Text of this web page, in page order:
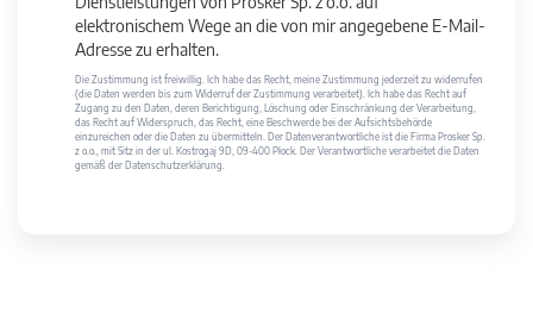
elektronischem Wege an die von mir angegebene E-Mail-
Adresse zu erhalten.
Die Zustimmung ist freiwillig. Ich habe das Recht, meine Zustimmung jederzeit zu widerrufen
(die Daten werden bis zum Widerruf der Zustimmung verarbeitet). Ich habe das Recht auf
Zugang zu den Daten, deren Berichtigung, Löschung oder Einschränkung der Verarbeitung,
das Recht auf Widerspruch, das Recht, eine Beschwerde bei der Aufsichtsbehörde
einzureichen oder die Daten zu übermitteln. Der Datenverantwortliche ist die Firma Prosker Sp.
z o.o., mit Sitz in der ul. Kostrogaj 9D, 09-400 Płock. Der Verantwortliche verarbeitet die Daten
gemäß der Datenschutzerklärung.